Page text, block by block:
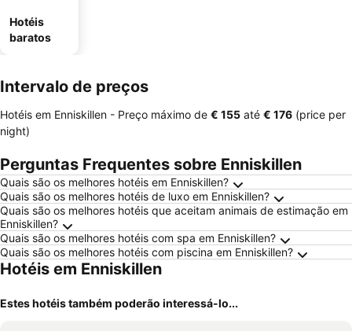
Hotéis
baratos
Intervalo de preços
Hotéis em Enniskillen - Preço máximo de ‎€ 155 até ‎€ 176 (price per
night)
Perguntas Frequentes sobre Enniskillen
Quais são os melhores hotéis em Enniskillen?
Quais são os melhores hotéis de luxo em Enniskillen?
Quais são os melhores hotéis que aceitam animais de estimação em
Enniskillen?
Quais são os melhores hotéis com spa em Enniskillen?
Quais são os melhores hotéis com piscina em Enniskillen?
Hotéis em Enniskillen
Estes hotéis também poderão interessá-lo...